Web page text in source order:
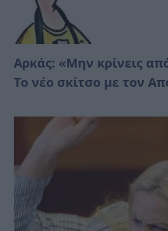
Αρκάς: «Μην κρίνεις
Το νέο σκίτσο με τον